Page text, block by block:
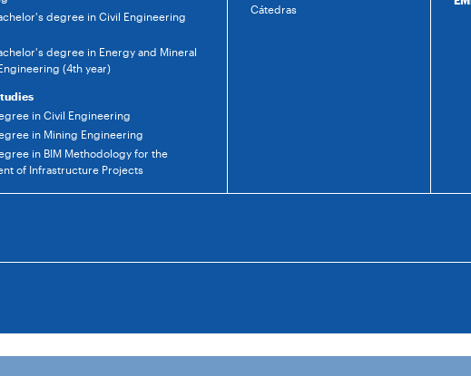
degree in Civil Engineering
degree in Energy and Mineral
(4th year)
in Civil Engineering
in Mining Engineering
in BIM Methodology for the
of Infrastructure Projects
Cátedras